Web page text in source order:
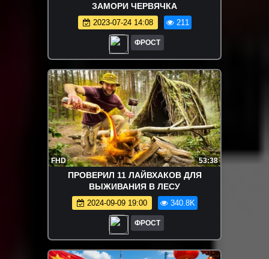
ЗАМОРИ ЧЕРВЯЧКА
2023-07-24 14:08 211
ФРОСТ
FHD 53:38
ПРОВЕРИЛ 11 ЛАЙВХАКОВ ДЛЯ
ВЫЖИВАНИЯ В ЛЕСУ
2024-09-09 19:00 340.8K
ФРОСТ